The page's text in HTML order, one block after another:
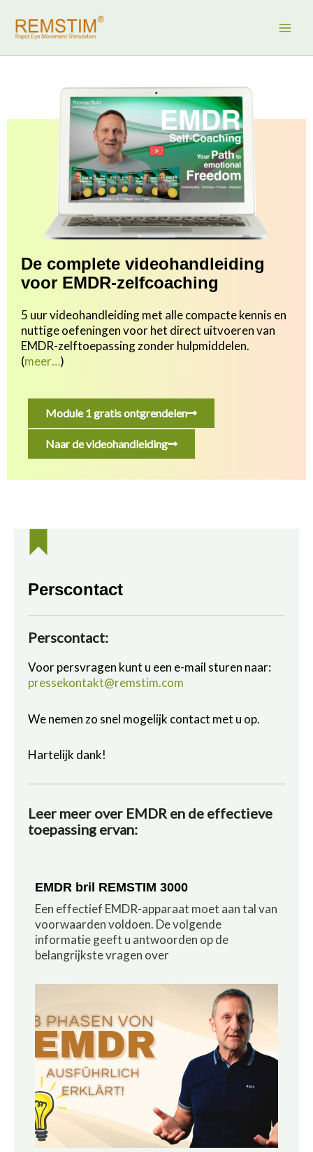
naar
inhoud
De complete videohandleiding
voor EMDR-zelfcoaching
5 uur videohandleiding met alle compacte kennis en
nuttige oefeningen voor het direct uitvoeren van
EMDR-zelftoepassing zonder hulpmiddelen.
(meer…)
Module 1 gratis ontgrendelen
Naar de videohandleiding
Perscontact
Perscontact:
Voor persvragen kunt u een e-mail sturen naar:
pressekontakt@remstim.com
We nemen zo snel mogelijk contact met u op.
Hartelijk dank!
Leer meer over EMDR en de effectieve
toepassing ervan:
EMDR bril REMSTIM 3000
Een effectief EMDR-apparaat moet aan tal van
voorwaarden voldoen. De volgende
informatie geeft u antwoorden op de
belangrijkste vragen over